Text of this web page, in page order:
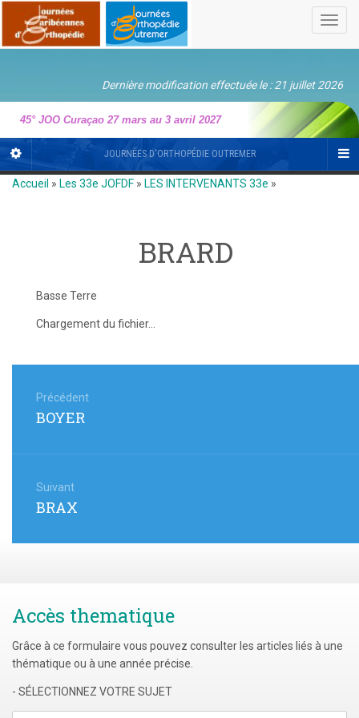
Dernière modification effectuée le : 21 juillet 2026
45° JOO Curaçao 27 mars au 3 avril 2027
JOURNÉES D'ORTHOPÉDIE OUTREMER
Accueil » Les 33e JOFDF » LES INTERVENANTS 33e »
BRARD
Basse Terre
Chargement du fichier...
dePrécédent
Article
BOYER
Suivant
Article
BRAX
Accès thematique
Grâce à ce formulaire vous pouvez consulter les articles liés à une
thématique ou à une année précise.
- SÉLECTIONNEZ VOTRE SUJET